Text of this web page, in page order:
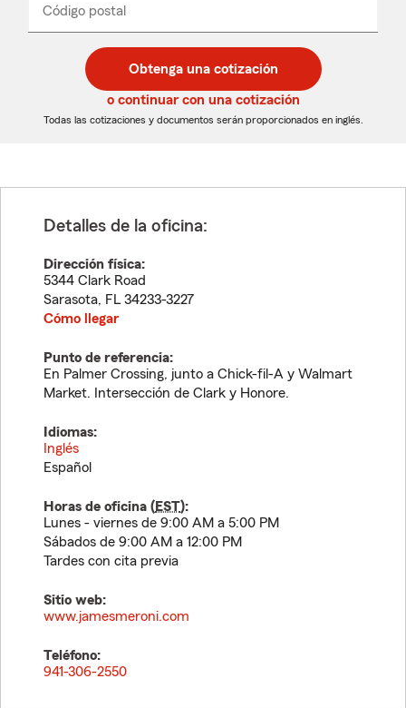
desplegable
Código postal
de
5
dígitos
de
5
dígitos
_____
Obtenga una cotización
o continuar con una cotización
Todas las cotizaciones y documentos serán proporcionados en inglés.
Detalles de la oficina:
Dirección física:
5344 Clark Road
Sarasota, FL 34233-3227
Cómo llegar
Punto de referencia:
En Palmer Crossing, junto a Chick-fil-A y Walmart
Market. Intersección de Clark y Honore.
Idiomas:
Inglés
Español
Horas de oficina (EST):
Lunes - viernes de 9:00 AM a 5:00 PM
Sábados de 9:00 AM a 12:00 PM
Tardes con cita previa
Sitio web:
www.jamesmeroni.com
Teléfono:
941-306-2550